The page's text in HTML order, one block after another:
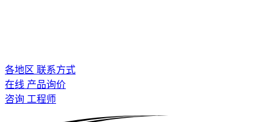
各地区 联系方式
在线 产品询价
咨询 工程师